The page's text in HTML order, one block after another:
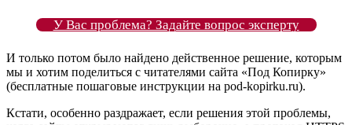
У Вас проблема? Задайте вопрос эксперту
И только потом было найдено действенное решение, которым
мы и хотим поделиться с читателями сайта «Под Копирку»
(бесплатные пошаговые инструкции на pod-kopirku.ru).
Кстати, особенно раздражает, если решения этой проблемы,